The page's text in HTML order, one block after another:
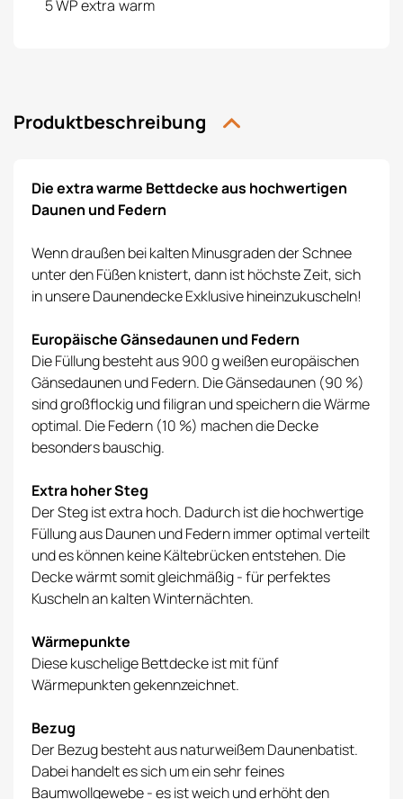
5 WP extra warm
Produktbeschreibung
Die extra warme Bettdecke aus hochwertigen
Daunen und Federn
Wenn draußen bei kalten Minusgraden der Schnee
unter den Füßen knistert, dann ist höchste Zeit, sich
in unsere Daunendecke Exklusive hineinzukuscheln!
Europäische Gänsedaunen und Federn
Die Füllung besteht aus 900 g weißen europäischen
Gänsedaunen und Federn. Die Gänsedaunen (90 %)
sind großflockig und filigran und speichern die Wärme
optimal. Die Federn (10 %) machen die Decke
besonders bauschig.
Extra hoher Steg
Der Steg ist extra hoch. Dadurch ist die hochwertige
Füllung aus Daunen und Federn immer optimal verteilt
und es können keine Kältebrücken entstehen. Die
Decke wärmt somit gleichmäßig - für perfektes
Kuscheln an kalten Winternächten.
Wärmepunkte
Diese kuschelige Bettdecke ist mit fünf
Wärmepunkten gekennzeichnet.
Bezug
Der Bezug besteht aus naturweißem Daunenbatist.
Dabei handelt es sich um ein sehr feines
Baumwollgewebe - es ist weich und erhöht den